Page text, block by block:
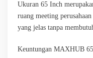
Ukuran 65 Inch
ruang meeting
yang jelas tanpa
Keuntungan MAXHUB